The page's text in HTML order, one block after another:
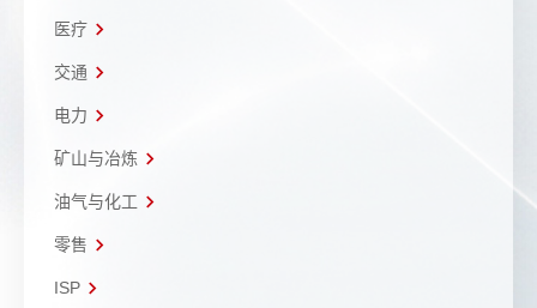
医疗
交通
电力
矿山与冶炼
油气与化工
零售
ISP